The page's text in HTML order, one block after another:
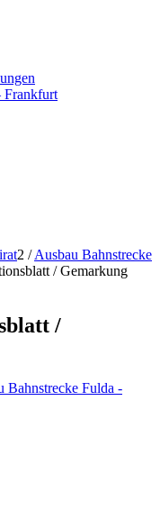
Frankfurt
2 / Ausbau Bahnstrecke
/ Gemarkung
/
Bahnstrecke Fulda -